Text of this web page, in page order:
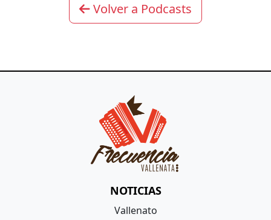
Volver a Podcasts
NOTICIAS
Vallenato